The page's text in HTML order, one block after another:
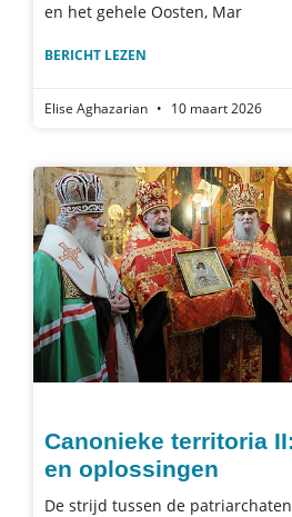
en het gehele Oosten, Mar
BERICHT LEZEN
Elise Aghazarian 10 maart 2026
Canonieke territoria
en oplossingen
De strijd tussen de